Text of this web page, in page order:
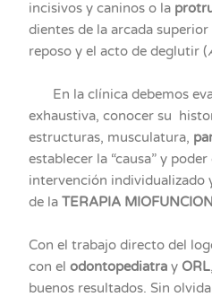
incisivos y caninos o la
dientes de la arcada
reposo y el acto de deglutir (
En la clínica debemos
exhaustiva, conocer su
estructuras, musculatura,
establecer la “causa” y
intervención individualizado
de laTERAPIA
Con el trabajo directo del
con elodontopediatra y ORL
buenos resultados. Sin